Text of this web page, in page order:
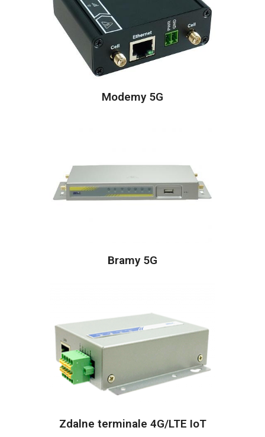
Modemy 5G
Bramy 5G
Zdalne terminale 4G/LTE IoT